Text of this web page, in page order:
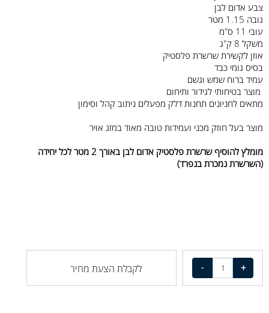
צבע אדום לבן
גובה 1.15 מטר
עובי 11 ס"מ
משקל 8 ק"ג
אוזן לקשירת שרשרת פלסטיק
בסיס גומי כבד
עמיד ברוח שמש וגשם
מוצר בטיחותי לגידור ותיחום
מתאים לחניונים תחנות דלק מפעלים ניתוב קהל וסימון
מוצר בעל חוזק מכני ועמידות טובה מאוד במזג אויר
מומלץ להוסיף שרשרת פלסטיק אדום לבן באורך 2 מטר לכל יחידה
(השרשרת נמכרת בנפרד)
לקבלת הצעת מחיר